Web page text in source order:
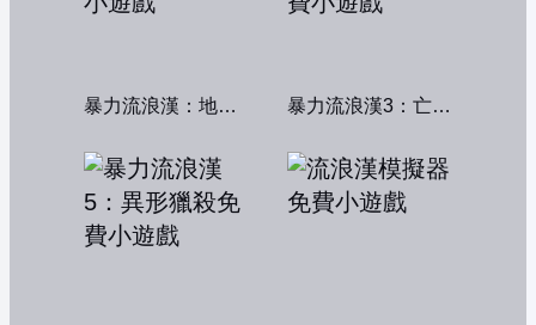
暴力流浪漢：地下秩序 暴力流浪漢3：亡命之徒